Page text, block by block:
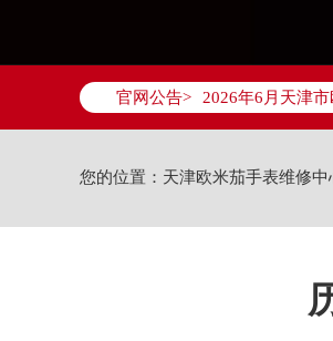
官网公告>
2026年6月天津
2026年6月欧米
天津市和平区赤
节假日正常营业
您的位置： 天津欧米茄手表维修中